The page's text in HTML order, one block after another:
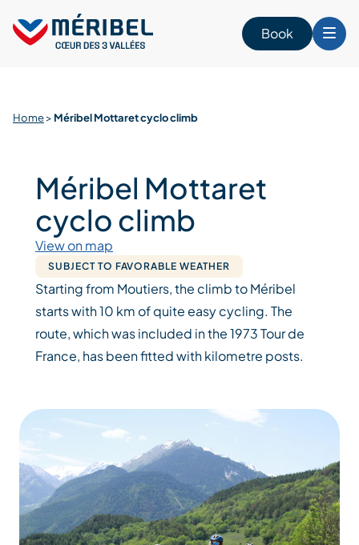
content
Book
Home> Méribel Mottaret cyclo climb
Méribel Mottaret
cyclo climb
View on map
SUBJECT TO FAVORABLE WEATHER
Starting from Moutiers, the climb to Méribel
starts with 10 km of quite easy cycling. The
route, which was included in the 1973 Tour de
France, has been fitted with kilometre posts.